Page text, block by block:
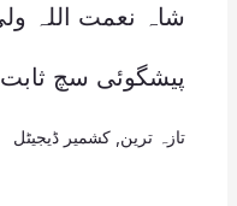
پیشگوئی سچ ثابت
تازہ ترین کشمیر ڈیجیٹل